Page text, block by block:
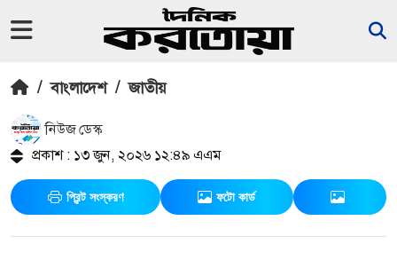
/ বাংলাদেশ / জাতীয়
নিউজ ডেস্ক
প্রকাশ : ১৩ জুন, ২০২৬ ১২:৪৯ এএম
প্রিন্ট সংস্করণ ফটো কার্ড